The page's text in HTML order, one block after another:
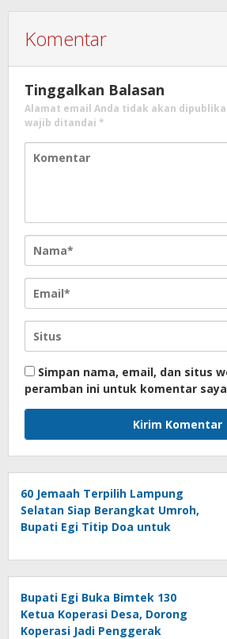
Komentar
Tinggalkan Balasan
Alamat email Anda tidak akan
wajib ditandai *
Simpan nama, email, dan situs
peramban ini untuk komentar
60 Jemaah Terpilih Lampung
Selatan Siap Berangkat Umroh,
Bupati Egi Titip Doa untuk
Bupati Egi Buka Bimtek 130
Ketua Koperasi Desa, Dorong
Koperasi Jadi Penggerak